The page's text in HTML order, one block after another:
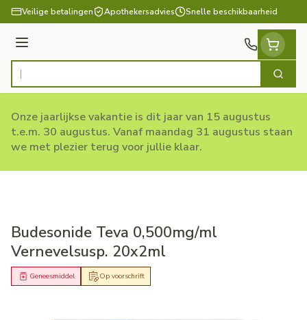
Ga naar de inhoud
Veilige betalingen Apothekersadvies Snelle beschikbaarheid
Menu
Product, merk, categorie... Zoek
Onze jaarlijkse vakantie is dit jaar van 15 augustus
t.e.m. 30 augustus. Vanaf maandag 31 augustus staan
we met plezier terug voor jullie klaar.
Budesonide Teva 0,500mg/ml
Vernevelsusp. 20x2ml
Op voorschrift
Geneesmiddel